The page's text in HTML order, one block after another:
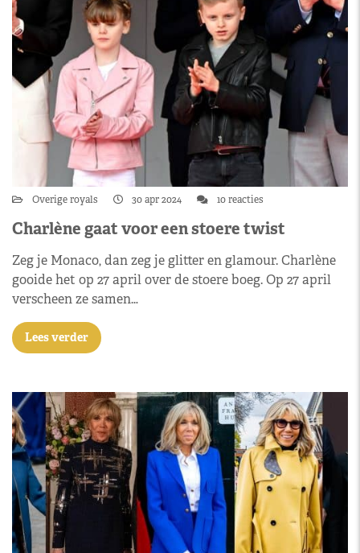
Overige royals 30 apr 2024 10 reacties
Charlène gaat voor een stoere twist
Zeg je Monaco, dan zeg je glitter en glamour. Charlène
gooide het op 27 april over de stoere boeg. Op 27 april
verscheen ze samen…
Lees verder